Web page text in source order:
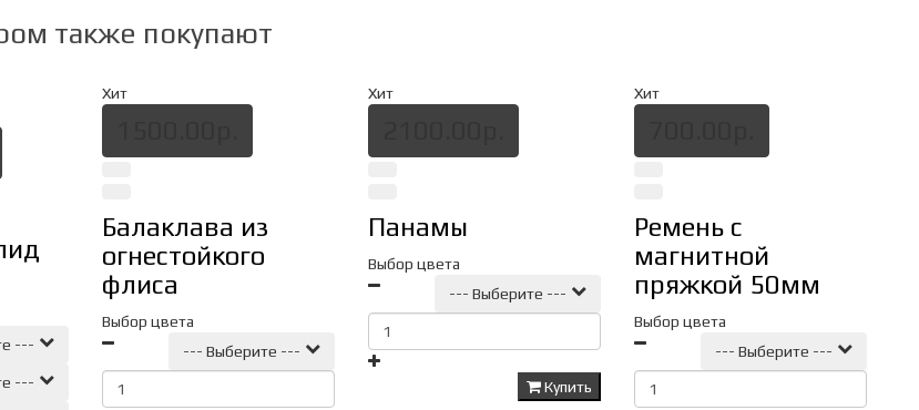
также покупают
---
---
Хит
Балаклава из
огнестойкого
флиса
Выбор цвета
--- Выберите ---
Хит
Панамы
Выбор цвета
--- Выберите ---
Купить
Хит
Ремень с
магнитной
пряжкой 50мм
Выбор цвета
--- Выберите ---